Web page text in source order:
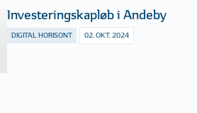
Investerings­kapløb i Andeby
DIGITAL HORISONT 02. OKT. 2024